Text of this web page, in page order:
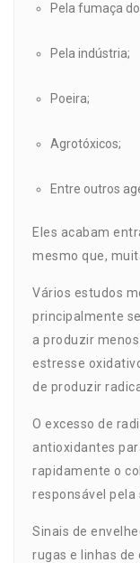
Pela fumaça
Pela indústria;
Poeira;
Agrotóxicos;
Entre outros
Eles acabam
mesmo que,
Vários estudos
principalmente
a produzir
estresse
de produzir
O excesso de
antioxidantes
rapidamente o
responsável
Sinais de
rugas e linhas de